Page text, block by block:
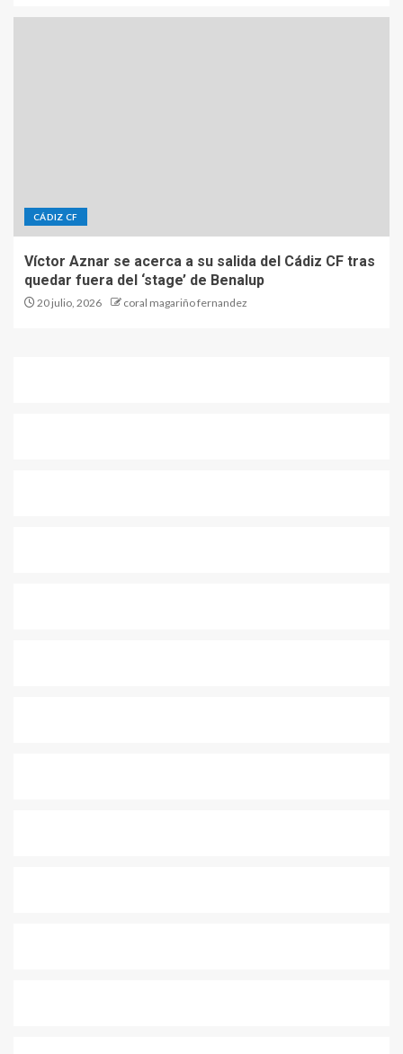
CÁDIZ CF
Víctor Aznar se acerca a su salida del Cádiz CF tras
quedar fuera del ‘stage’ de Benalup
20 julio, 2026 coral magariño fernandez